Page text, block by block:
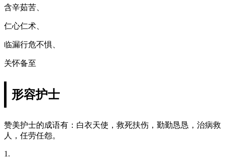
含辛茹苦、
仁心仁术、
临漏行危不惧、
关怀备至
形容护士
赞美护士的成语有：白衣天使，救死扶伤，勤勤恳恳，治病救
人，任劳任怨。
1.